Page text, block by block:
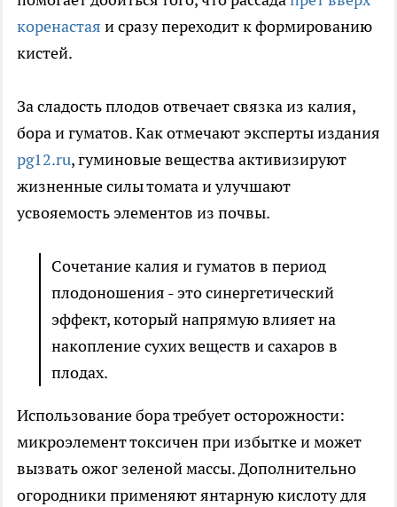
коренастая и сразу переходит к формированию
кистей.
За сладость плодов отвечает связка из калия,
бора и гуматов. Как отмечают эксперты издания
pg12.ru, гуминовые вещества активизируют
жизненные силы томата и улучшают
усвояемость элементов из почвы.
Сочетание калия и гуматов в период
плодоношения - это синергетический
эффект, который напрямую влияет на
накопление сухих веществ и сахаров в
плодах.
Использование бора требует осторожности:
микроэлемент токсичен при избытке и может
вызвать ожог зеленой массы. Дополнительно
огородники применяют янтарную кислоту для